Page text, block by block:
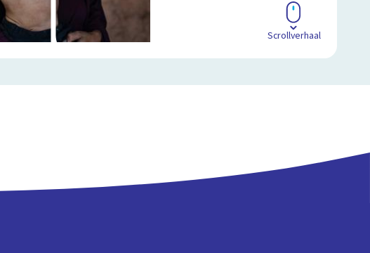
Scrollverhaal